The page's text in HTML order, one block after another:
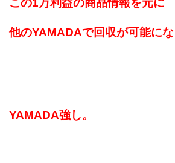
他のYAMADAで回収が可能に
YAMADA強し。